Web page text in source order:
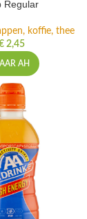
Regular
koffie, thee
2,45
AH